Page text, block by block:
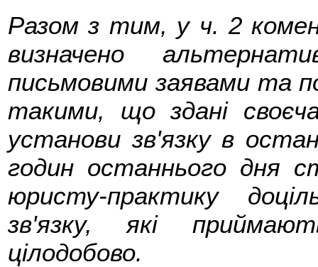
Разом з тим, у ч. 2
визначено
письмовими заявами та
такими, що здані
установи зв'язку в
годин останнього дня
юристу-практику
зв'язку, які
цілодобово.